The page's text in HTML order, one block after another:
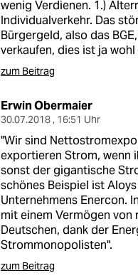
fragen & hilfe
unterstützen
genossenschaft
epaper login
wenig Verdienen. 1.)
Individualverkehr. Das
Bürgergeld, also das
verkaufen, dies ist ja
zum Beitrag
Erwin Obermaier
30.07.2018 , 16:51 Uhr
"Wir sind
exportieren Strom, wenn
sonst der gigantische
schönes Beispiel ist
Unternehmens Enercon.
mit einem Vermögen von
Deutschen, dank der
Strommonopolisten".
zum Beitrag